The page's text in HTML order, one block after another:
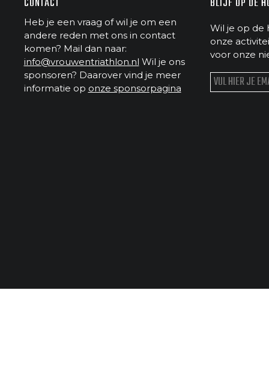
CONTACT
Heb je een vraag of wil je om een
andere reden met ons in contact
komen? Mail dan naar:
info@vrouwentriathlon.nl Wil je ons
sponsoren? Daarover vind je meer
informatie op onze sponsorpagina
BLIJF OP DE
Wil je op de
onze
voor onze